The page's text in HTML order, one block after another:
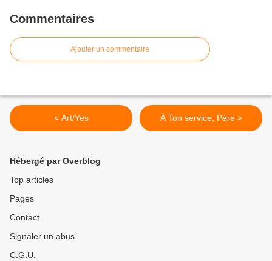
Commentaires
Ajouter un commentaire
< Art/Yes À Ton service, Père >
Hébergé par Overblog
Top articles
Pages
Contact
Signaler un abus
C.G.U.